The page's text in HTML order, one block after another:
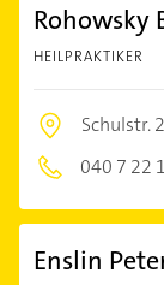
Rohowsky
HEILPRAKTIKER
Schulstr.
040 7 22
Enslin